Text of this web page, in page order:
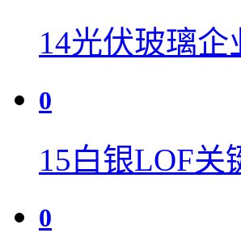
14光伏玻璃企
0
15白银LOF关
0